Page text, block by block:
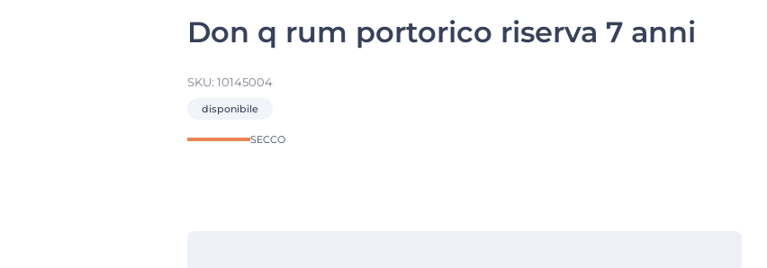
Don q rum portorico riserva 7 anni
SKU: 10145004
disponibile
SECCO